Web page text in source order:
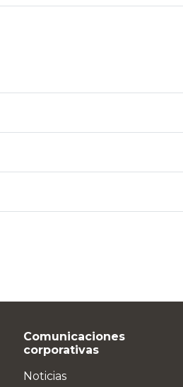
Comunicaciones
corporativas
Noticias